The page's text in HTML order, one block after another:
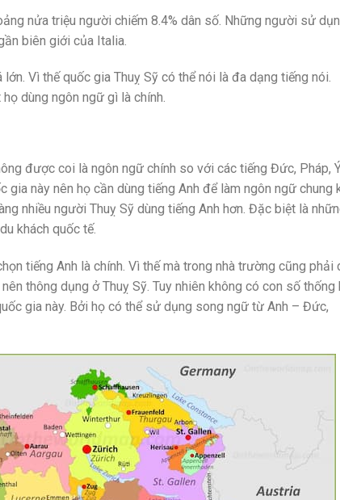
nửa triệu người chiếm 8.4% dân số. Những người sử
biên giới của Italia.
Vì thế quốc gia Thuỵ Sỹ có thể nói là đa dạng tiếng nói.
dùng ngôn ngữ gì là chính.
được coi là ngôn ngữ chính so với các tiếng Đức, Pháp,
này nên họ cần dùng tiếng Anh để làm ngôn ngữ chung
nhiều người Thuỵ Sỹ dùng tiếng Anh hơn. Đặc biệt là
khách quốc tế.
tiếng Anh là chính. Vì thế mà trong nhà trường cũng phải
thông dụng ở Thuỵ Sỹ. Tuy nhiên không có con số thống
gia này. Bởi họ có thể sử dụng song ngữ từ Anh – Đức,